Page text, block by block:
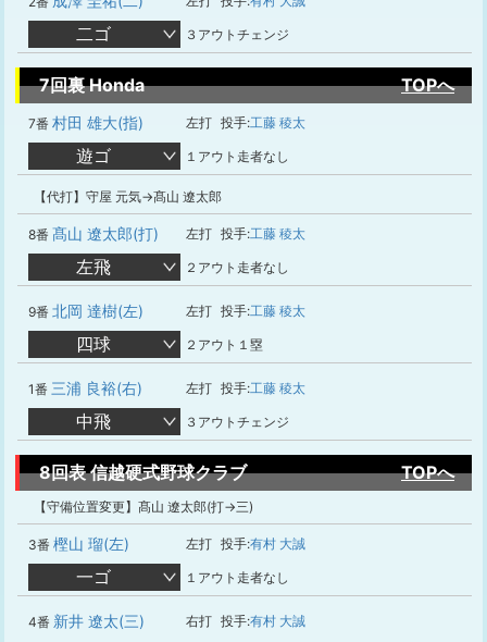
二ゴ ３アウトチェンジ
7回裏 Honda TOPへ
7番 村田 雄大(指) 左打 投手:工藤 稜太
遊ゴ １アウト走者なし
【代打】守屋 元気→髙山 遼太郎
8番 髙山 遼太郎(打) 左打 投手:工藤 稜太
左飛 ２アウト走者なし
9番 北岡 達樹(左) 左打 投手:工藤 稜太
四球 ２アウト１塁
1番 三浦 良裕(右) 左打 投手:工藤 稜太
中飛 ３アウトチェンジ
8回表 信越硬式野球クラブ TOPへ
【守備位置変更】髙山 遼太郎(打→三)
3番 樫山 瑠(左) 左打 投手:有村 大誠
一ゴ １アウト走者なし
4番 新井 遼太(三) 右打 投手:有村 大誠